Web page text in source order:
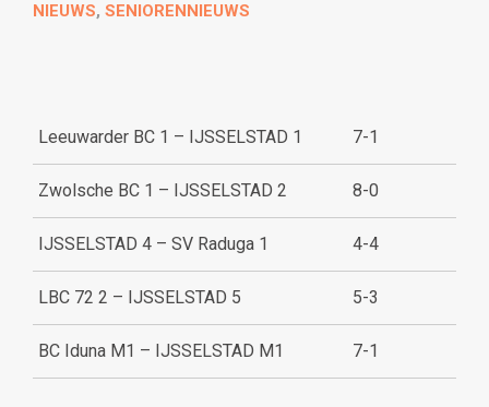
NIEUWS, SENIORENNIEUWS
Leeuwarder BC 1 – IJSSELSTAD 1 7-1
Zwolsche BC 1 – IJSSELSTAD 2 8-0
IJSSELSTAD 4 – SV Raduga 1 4-4
LBC 72 2 – IJSSELSTAD 5 5-3
BC Iduna M1 – IJSSELSTAD M1 7-1